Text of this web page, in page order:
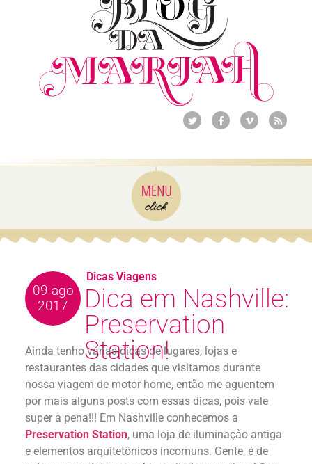
09 ago
2017
Dica em Nashville:
Preservation
Station!
Ainda tenho várias dicas de lugares, lojas e
restaurantes das cidades que visitamos durante
nossa viagem de motor home, então me aguentem
por mais alguns posts com essas dicas, pois vale
super a pena!!! Em Nashville conhecemos a
Preservation Station, uma loja de iluminação antiga
e elementos arquitetônicos incomuns. Gente, é de
Dicas Viagens